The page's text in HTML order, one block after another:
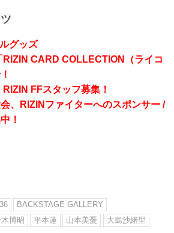
グッズ
CARD COLLECTION（ライコ
FFスタッフ募集！
、RIZINファイターへのスポンサー /
！
BACKSTAGE GALLERY
博昭 平本蓮 山本美憂
大島沙緒里